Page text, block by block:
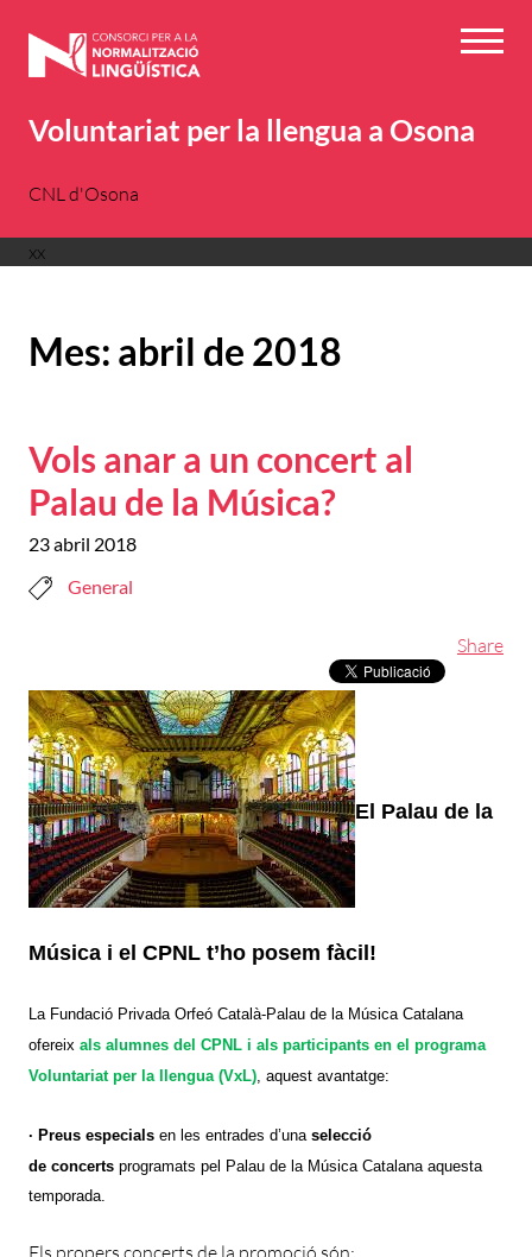
Voluntariat per la llengua a Osona
CNL d'Osona
xx
Mes: abril de 2018
Vols anar a un concert al
Palau de la Música?
23 abril 2018
General
Share
El Palau de la
Música i el CPNL t’ho posem fàcil!
La Fundació Privada Orfeó Català-Palau de la Música Catalana
ofereix als alumnes del CPNL i als participants en el programa
Voluntariat per la llengua (VxL) , aquest avantatge:
∙ Preus especials en les entrades d’una selecció
de concerts programats pel Palau de la Música Catalana aquesta
temporada.
Els propers concerts de la promoció són: